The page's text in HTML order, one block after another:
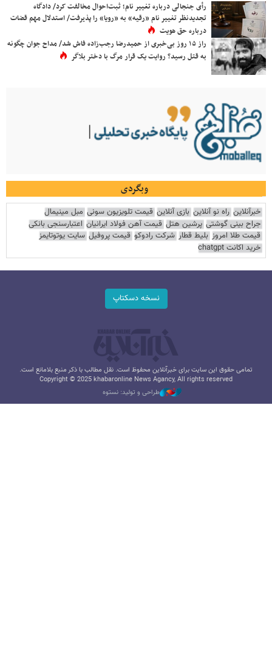
رأی جنجالی درباره تغییر نام؛ ثبت‌احوال مخالفت کرد/ دادگاه
تجدیدنظر تغییر نام «رقیه» به «رویا» را پذیرفت/ استدلال مهم قضات
درباره حق هویت
راز ۱۵ روز بی‌خبری از حمیدرضا رجب‌زاده فاش شد/ مداح جوان چگونه
به قتل رسید؟ روایت یک قرار مرگ با دختر بلاگر
وبگردی
خبرآنلاین راه نو آنلاین بازی آنلاین قیمت تلویزیون سونی مبل مینیمال
جراح بینی گوشتی پرشین هتل قیمت آهن فولاد ایرانیان اعتبارسنجی بانکی
قیمت طلا امروز بلیط قطار شرکت رادوکو قیمت پروفیل سایت یوتوتایمز
خرید اکانت chatgpt
نسخه دسکتاپ
تمامی حقوق این سایت برای خبرآنلاین محفوظ است. نقل مطالب با ذکر منبع بلامانع است.
Copyright © 2025 khabaronline News Agancy, All rights reserved
طراحی و تولید: نستوه